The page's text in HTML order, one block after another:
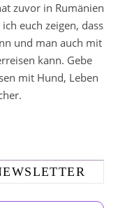
zuvor in Rumänien
euch zeigen, dass
und man auch mit
kann. Gebe
mit Hund, Leben